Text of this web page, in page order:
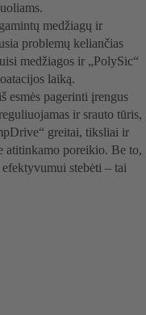
medžiagų ir
problemų keliančias
medžiagos ir „PolySic“
laiką.
esmės pagerinti įrengus
ir srauto tūris,
greitai, tiksliai ir
atitinkamo poreikio. Be to,
stebėti – tai